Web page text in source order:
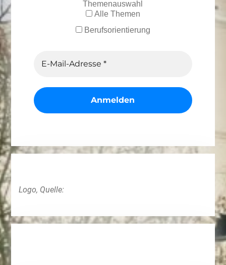
Themenauswahl
Alle Themen
Berufsorientierung
Logo, Quelle: